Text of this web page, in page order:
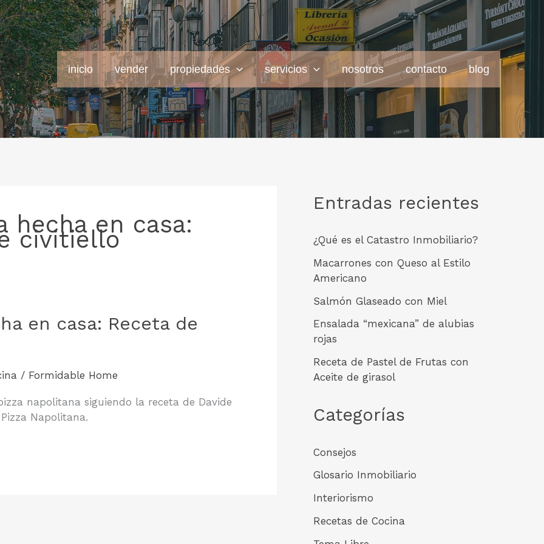
inicio vender propiedades servicios nosotros contacto blog
hecha en casa:
civitiello
en casa: Receta de
/ Formidable Home
napolitana siguiendo la receta de Davide
Napolitana.
Entradas recientes
¿Qué es el Catastro Inmobiliario?
Macarrones con Queso al Estilo
Americano
Salmón Glaseado con Miel
Ensalada “mexicana” de alubias
rojas
Receta de Pastel de Frutas con
Aceite de girasol
Categorías
Consejos
Glosario Inmobiliario
Interiorismo
Recetas de Cocina